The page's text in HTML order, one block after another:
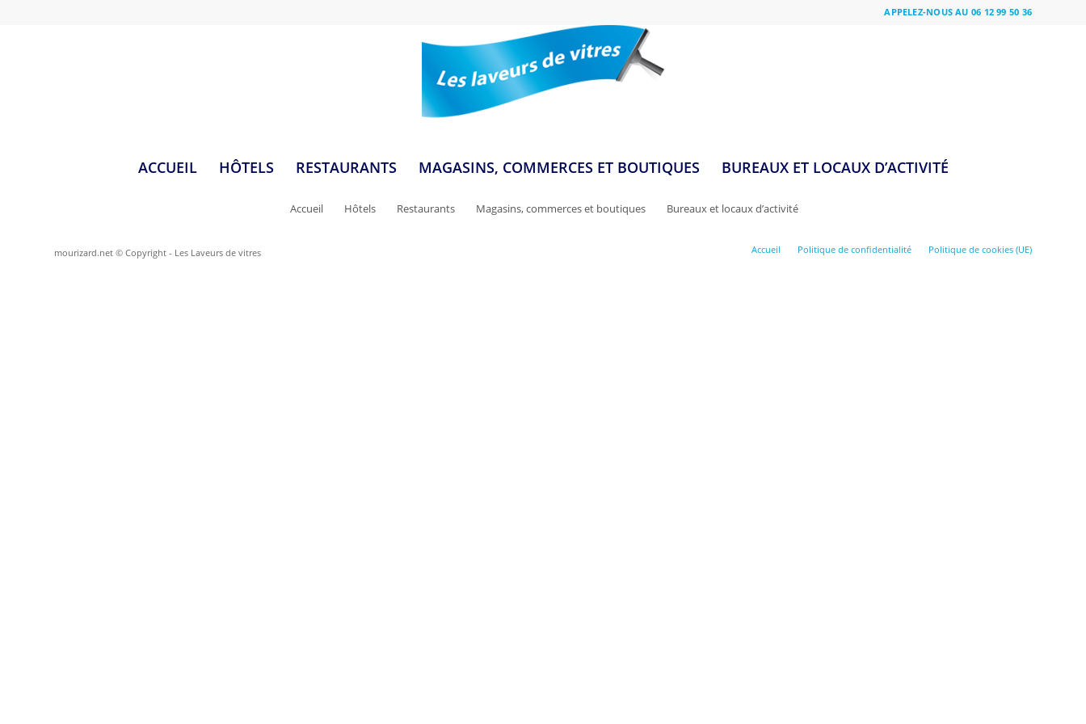
APPELEZ-NOUS AU 06 12 99 50 36
ACCUEIL HÔTELS RESTAURANTS MAGASINS, COMMERCES ET BOUTIQUES BUREAUX ET LOCAUX D’ACTIVITÉ
Accueil Hôtels Restaurants Magasins, commerces et boutiques Bureaux et locaux d’activité
mourizard.net © Copyright - Les Laveurs de vitres Accueil Politique de confidentialité Politique de cookies (UE)